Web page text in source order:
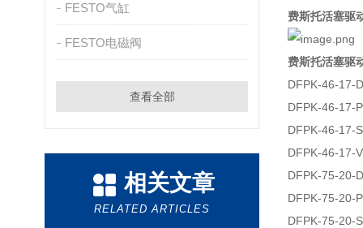
FESTO气缸
FESTO电磁阀
查看全部
相关文章
RELATED ARTICLES
费斯托活塞驱
费斯托活塞驱
DFPK-46-17-
DFPK-46-17-
DFPK-46-17-
DFPK-46-17-
DFPK-75-20-
DFPK-75-20-
DFPK-75-20-